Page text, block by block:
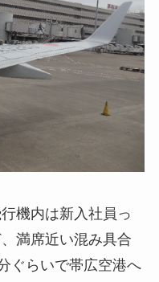
機内は新入社員っ
満席近い混み具合
ぐらいで帯広空港へ